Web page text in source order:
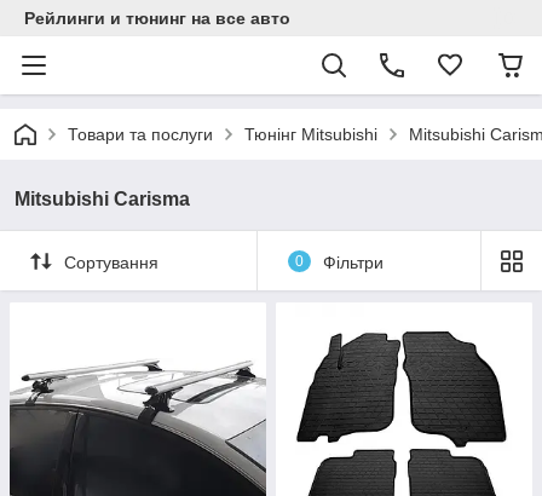
Рейлинги и тюнинг на все авто
Товари та послуги Тюнінг Mitsubishi Mitsubishi
Mitsubishi Carisma
Сортування 0 Фільтри